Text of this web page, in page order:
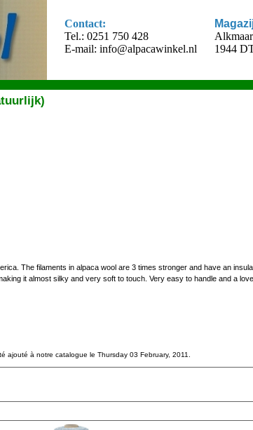
Contact:
Tel.: 0251 750 428
E-mail: info@alpacawinkel.nl
1944
The filaments in alpaca wool are 3 times stronger and have an
it almost silky and very soft to touch. Very easy to handle and a
ajouté à notre catalogue le Thursday 03 February, 2011.